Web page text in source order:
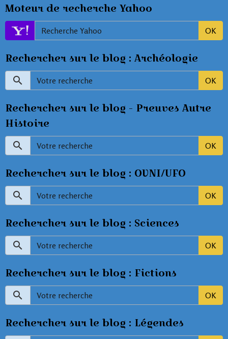
Moteur de recherche Yahoo
OK
Rechercher sur le blog : Archéologie
OK
Rechercher sur le blog - Preuves Autre
Histoire
OK
Rechercher sur le blog : OVNI/UFO
OK
Rechercher sur le blog : Sciences
OK
Rechercher sur le blog : Fictions
OK
Rechercher sur le blog : Légendes